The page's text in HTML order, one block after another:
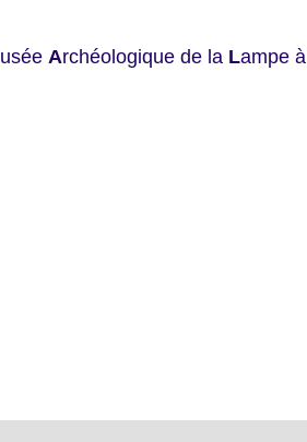
usée Archéologique de la Lampe à